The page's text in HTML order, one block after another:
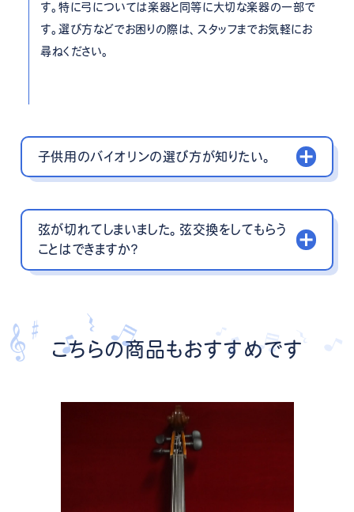
す。特に弓については楽器と同等に大切な楽器の一部で
す。選び方などでお困りの際は、スタッフまでお気軽にお
尋ねください。
子供用のバイオリンの選び方が知りたい。
弦が切れてしまいました。弦交換をしてもらう
ことはできますか？
こちらの商品もおすすめです